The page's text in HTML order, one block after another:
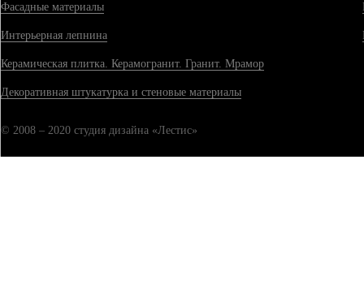
Фасадные материалы
Интерьерная лепнина
Керамическая плитка. Керамогранит. Гранит. Мрамор
Декоративная штукатурка и стеновые материалы
© 2008 – 2020 студия дизайна «Лестис»